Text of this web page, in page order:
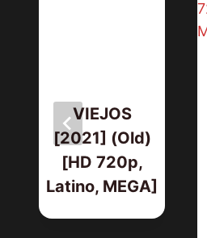
VIEJOS
[2021] (Old)
[HD 720p,
Latino, MEGA]